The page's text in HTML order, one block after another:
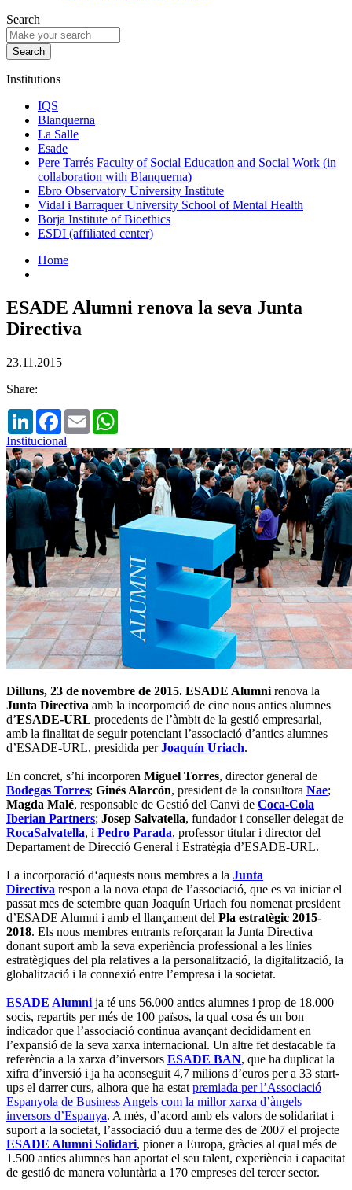
Search
Institutions
IQS
Blanquerna
La Salle
Esade
Pere Tarrés Faculty of Social Education and Social Work (in
collaboration with Blanquerna)
Ebro Observatory University Institute
Vidal i Barraquer University School of Mental Health
Borja Institute of Bioethics
ESDI (affiliated center)
Home
ESADE Alumni renova la seva Junta
Directiva
23.11.2015
Share:
LinkedInFacebook
Email
Institucional
Dilluns, 23 de novembre de 2015. ESADE Alumni renova la
Junta Directiva amb la incorporació de cinc nous antics alumnes
d’ESADE-URL procedents de l’àmbit de la gestió empresarial,
amb la finalitat de seguir potenciant l’associació d’antics alumnes
d’ESADE-URL, presidida perJoaquín Uriach.
En concret, s’hi incorporen Miguel Torres, director general de
Bodegas Torres; Ginés Alarcón, president de la consultora Nae;
Magda Malé, responsable de Gestió del Canvi de Coca-Cola
Iberian Partners; Josep Salvatella, fundador i conseller delegat de
RocaSalvatella, i Pedro Parada, professor titular i director del
Departament de Direcció General i Estratègia d’ESADE-URL.
La incorporació d‘aquests nous membres a la Junta
Directiva respon a la nova etapa de l’associació, que es va iniciar el
passat mes de setembre quan Joaquín Uriach fou nomenat president
d’ESADE Alumni i amb el llançament del Pla estratègic 2015-
2018. Els nous membres entrants reforçaran la Junta Directiva
donant suport amb la seva experiència professional a les línies
estratègiques del pla relatives a la personalització, la digitalització, la
globalització i la connexió entre l’empresa i la societat.
ESADE Alumni ja té uns 56.000 antics alumnes i prop de 18.000
socis, repartits per més de 100 països, la qual cosa és un bon
indicador que l’associació continua avançant decididament en
l’expansió de la seva xarxa internacional. Un altre fet destacable fa
referència a la xarxa d’inversors ESADE BAN, que ha duplicat la
xifra d’inversió i ja ha aconseguit 4,7 milions d’euros per a 33 start-
ups el darrer curs, alhora que ha estat premiada per l’Associació
Espanyola de Business Angels com la millor xarxa d’àngels
inversors d’Espanya. A més, d’acord amb els valors de solidaritat i
suport a la societat, l’associació duu a terme des de 2007 el projecte
ESADE Alumni Solidari, pioner a Europa, gràcies al qual més de
1.500 antics alumnes han aportat el seu talent, experiència i capacitat
de gestió de manera voluntària a 170 empreses del tercer sector.